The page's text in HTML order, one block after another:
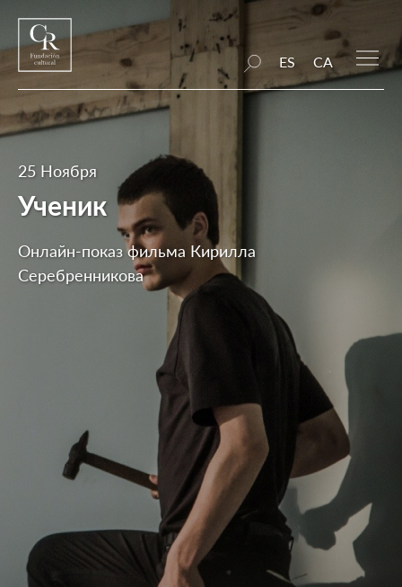
ES CA
25 Ноября
Ученик
Онлайн-показ фильма Кирилла
Серебренникова